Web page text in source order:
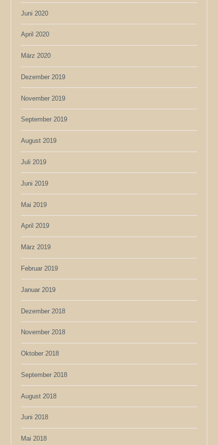
Juni 2020
April 2020
März 2020
Dezember 2019
November 2019
September 2019
August 2019
Juli 2019
Juni 2019
Mai 2019
April 2019
März 2019
Februar 2019
Januar 2019
Dezember 2018
November 2018
Oktober 2018
September 2018
August 2018
Juni 2018
Mai 2018